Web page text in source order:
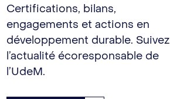
Certifications, bilans,
engagements et actions en
développement durable. Suivez
l’actualité écoresponsable de
l’UdeM.